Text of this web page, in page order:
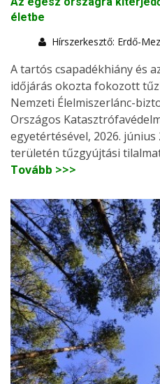
életbe
Hírszerkesztő: Erdő-
A tartós csapadékhiány és
időjárás okozta fokozott
Nemzeti Élelmiszerlánc-
Országos
egyetértésével, 2026.
területén tűzgyújtási
Tovább >>>